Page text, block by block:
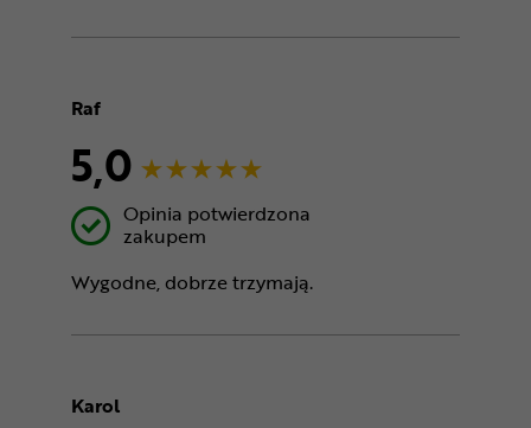
Raf
5,0
Opinia potwierdzona
zakupem
Wygodne, dobrze trzymają.
Karol